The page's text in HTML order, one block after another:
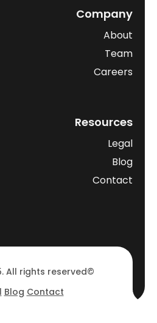
Company
About
Team
Careers
Resources
Legal
Blog
Contact
©Podeo 2025. All rights reserved.
Blog Contact